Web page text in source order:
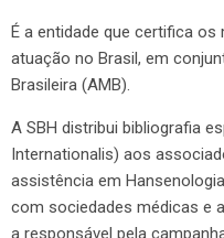
É a entidade que certifica
atuação no Brasil, em
Brasileira (AMB).
A SBH distribui bibliografia
Internationalis) aos
assistência em
com sociedades médicas e
a responsável pela